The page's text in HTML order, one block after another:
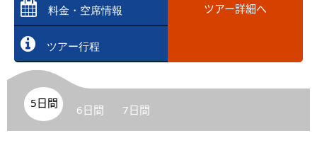
料金・空席情報
ツアー行程
ツアー詳細へ
5日間 6日間 7日間